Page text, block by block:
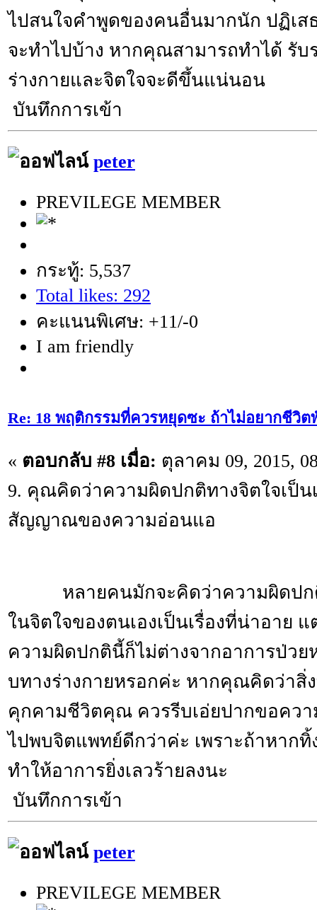
ไปสนใจคำพูดของคนอื่นมากนัก ปฏิเ
จะทำไปบ้าง หากคุณสามารถทำได้ รับ
ร่างกายและจิตใจจะดีขึ้นแน่นอน
บันทึกการเข้า
peter
PREVILEGE MEMBER
กระทู้: 5,537
Total likes: 292
คะแนนพิเศษ: +11/-0
I am friendly
Re: 18 พฤติกรรมที่ควรหยุดซะ ถ้าไม่อยากชีวิต
« ตอบกลับ #8 เมื่อ: ตุลาคม 09, 2015,
9. คุณคิดว่าความผิดปกติทางจิตใจเป็น
ส­ัญญาณของความอ่อนแอ
หลายคนมักจะคิดว่าความผิดปกติ
ในจิตใจของตนเ­­­­องเป็นเรื่องที่น่าอาย
ความผิดปกตินี้ก็ไม่ต่างจากอาการป่วย
บทางร่างกายหรอกค่ะ หากคุณคิดว่าสิ่
คุกคามชีวิตคุณ ควรรีบเอ่ยปากขอควา
ไปพบจิตแพทย์ดีกว่าค่ะ เพราะถ้าหากทิ้
ทำให้อาการยิ่งเลวร้ายลงนะ
บันทึกการเข้า
peter
PREVILEGE MEMBER